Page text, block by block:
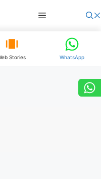
Menu
Stories WhatsApp